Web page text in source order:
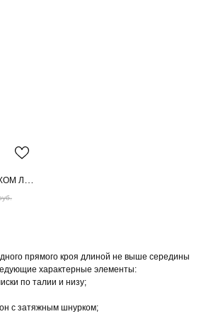
ЖЕНСКАЯ ПАРКА С МЕХОМ ЛИСЫ
прямого кроя длиной не выше середины
характерные элементы:
по талии и низу;
с затяжным шнурком;